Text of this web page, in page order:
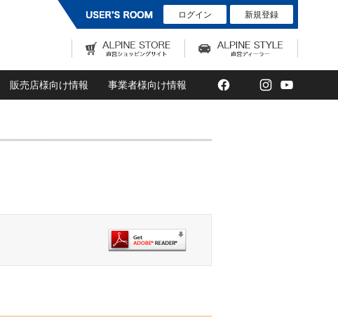
ログイン 新規登録
販売店様向け情報 事業者様向け情報 Facebook
TwitterInstagram